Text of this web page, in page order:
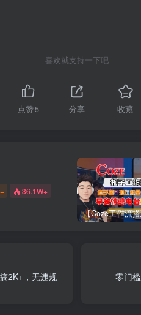
喜欢就支持一下吧
点赞5 分享 收藏
36.1W+
2K+，无违规
零门